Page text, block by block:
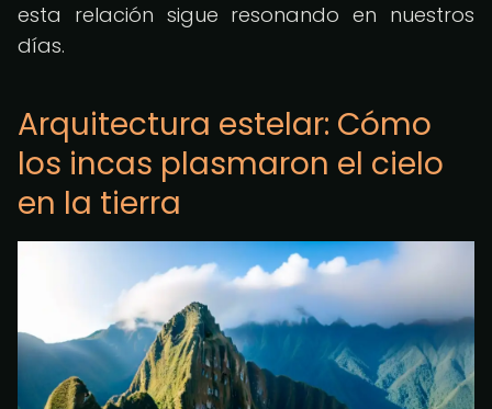
esta relación sigue resonando en nuestros
días.
Arquitectura estelar: Cómo
los incas plasmaron el cielo
en la tierra